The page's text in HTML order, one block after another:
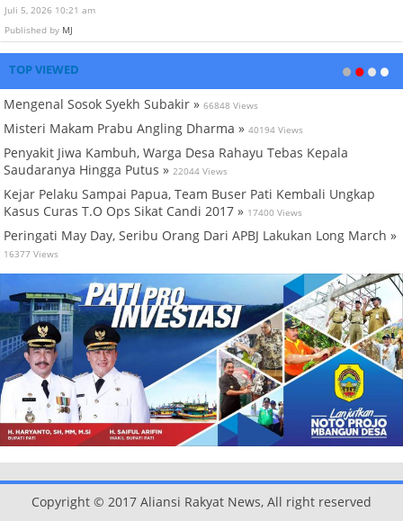
Juli 5, 2026 10:21 am
Published by MJ
TOP VIEWED
Mengenal Sosok Syekh Subakir » 66848 Views
Misteri Makam Prabu Angling Dharma » 40194 Views
Penyakit Jiwa Kambuh, Warga Desa Rahayu Tebas Kepala
Saudaranya Hingga Putus » 22044 Views
Kejar Pelaku Sampai Papua, Team Buser Pati Kembali Ungkap
Kasus Curas T.O Ops Sikat Candi 2017 » 17400 Views
Peringati May Day, Seribu Orang Dari APBJ Lakukan Long March »
16377 Views
Copyright © 2017 Aliansi Rakyat News, All right reserved